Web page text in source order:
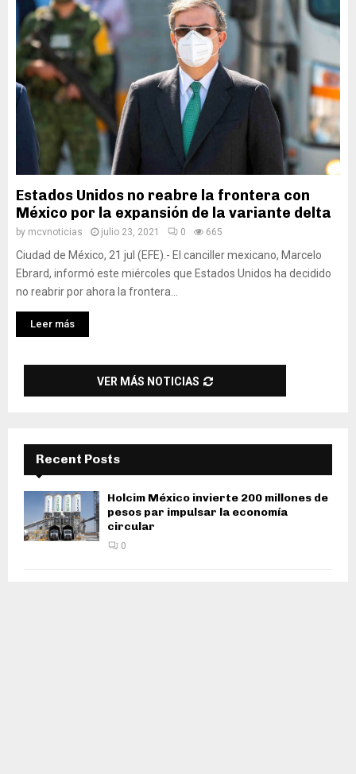
Estados Unidos no reabre la frontera con
México por la expansión de la variante delta
by mcvnoticias julio 23, 2021 0 665
Ciudad de México, 21 jul (EFE).- El canciller mexicano, Marcelo
Ebrard, informó este miércoles que Estados Unidos ha decidido
no reabrir por ahora la frontera...
Leer más
VER MÁS NOTICIAS
Recent Posts
Holcim México invierte 200 millones de
pesos par impulsar la economía
circular
0